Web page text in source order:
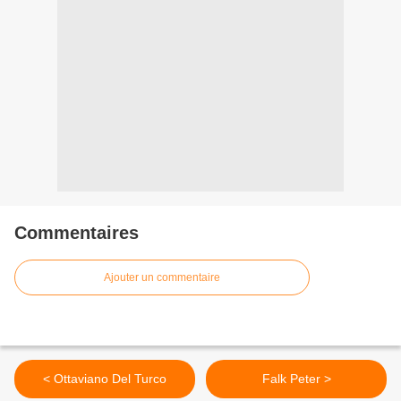
Commentaires
Ajouter un commentaire
< Ottaviano Del Turco Falk Peter >